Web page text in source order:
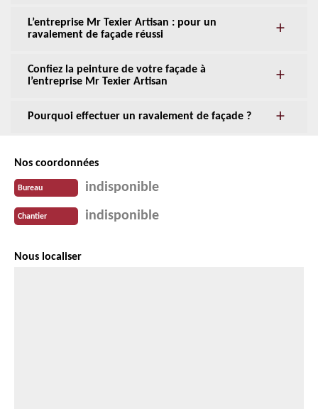
L’entreprise Mr Texier Artisan : pour un
ravalement de façade réussi
Confiez la peinture de votre façade à
l’entreprise Mr Texier Artisan
Pourquoi effectuer un ravalement de façade ?
Nos coordonnées
Bureau indisponible
Chantier indisponible
Nous localiser